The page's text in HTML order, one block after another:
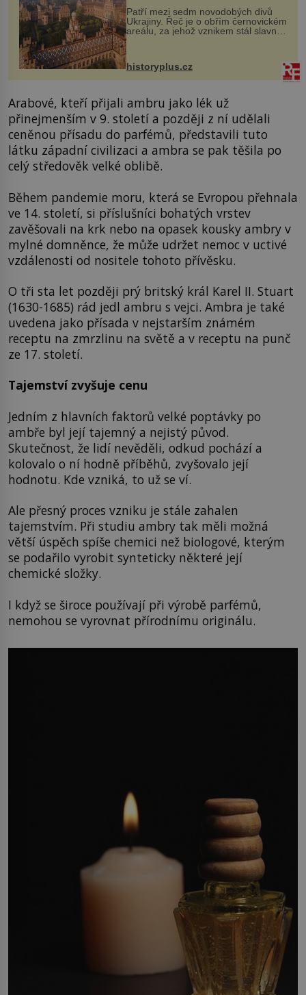
Patří mezi sedm novodobých divů
Ukrajiny. Řeč je o obřím černovickém
areálu, za jehož vznikem stál slavný
český architekt Josef Hlávka. Ten si
na něm dal mimořádně záležet. Jeho
historyplus.cz
Arabové, kteří přijali ambru jako lék už
přinejmenším v 9. století a později z ní udělali
ceněnou přísadu do parfémů, představili tuto
látku západní civilizaci a ambra se pak těšila po
celý středověk velké oblibě.
Během pandemie moru, která se Evropou přehnala
ve 14. století, si příslušníci bohatých vrstev
zavěšovali na krk nebo na opasek kousky ambry v
mylné domněnce, že může udržet nemoc v uctivé
vzdálenosti od nositele tohoto přívěsku.
O tři sta let později prý britský král Karel II. Stuart
(1630-1685) rád jedl ambru s vejci. Ambra je také
uvedena jako přísada v nejstarším známém
receptu na zmrzlinu na světě a v receptu na punč
ze 17. století.
Tajemství zvyšuje cenu
Jedním z hlavních faktorů velké poptávky po
ambře byl její tajemný a nejistý původ.
Skutečnost, že lidí nevěděli, odkud pochází a
kolovalo o ní hodně příběhů, zvyšovalo její
hodnotu. Kde vzniká, to už se ví.
Ale přesný proces vzniku je stále zahalen
tajemstvím. Při studiu ambry tak měli možná
větší úspěch spíše chemici než biologové, kterým
se podařilo vyrobit synteticky některé její
chemické složky.
I když se široce používají při výrobě parfémů,
nemohou se vyrovnat přírodnímu originálu.